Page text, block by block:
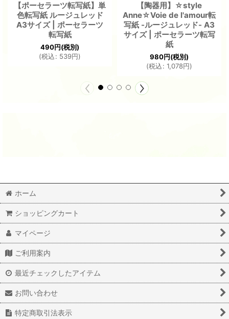
【ポーセラーツ転写紙】単
色転写紙 ルージュレッド
A3サイズ | ポーセラーツ
転写紙
490円(税別)
(税込: 539円)
【陶器用】☆style
Anne☆Voie de l'amour転
写紙 -ルージュレッド- A3
サイズ | ポーセラーツ転写
紙
980円(税別)
(税込: 1,078円)
ホーム
ショッピングカート
マイページ
ご利用案内
最近チェックしたアイテム
お問い合わせ
特定商取引法表示